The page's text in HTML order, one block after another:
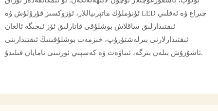
ئۈنۈملۈك ماتېرىياللار، ئۈزۈكسىز قۇرۇلۇش ۋە LED چىراغ ۋە ئەقلىي
ئىقتىدارلىق ساقلاش بوشلۇقى قاتارلىق ئۆز ئىچىگە ئالغان
ئىقتىدارلارنى بىرلەشتۈرۈپ، خىزمەت بوشلۇقىنىڭ ئىقتىدارىنى
ئاشۇرۇش بىلەن بىرگە، ئىناۋەت ۋە كەسپىي ئورنىنى نامايان قىلىدۇ.